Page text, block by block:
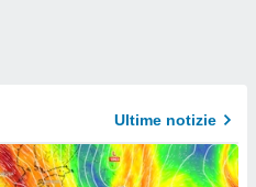
Ultime notizie